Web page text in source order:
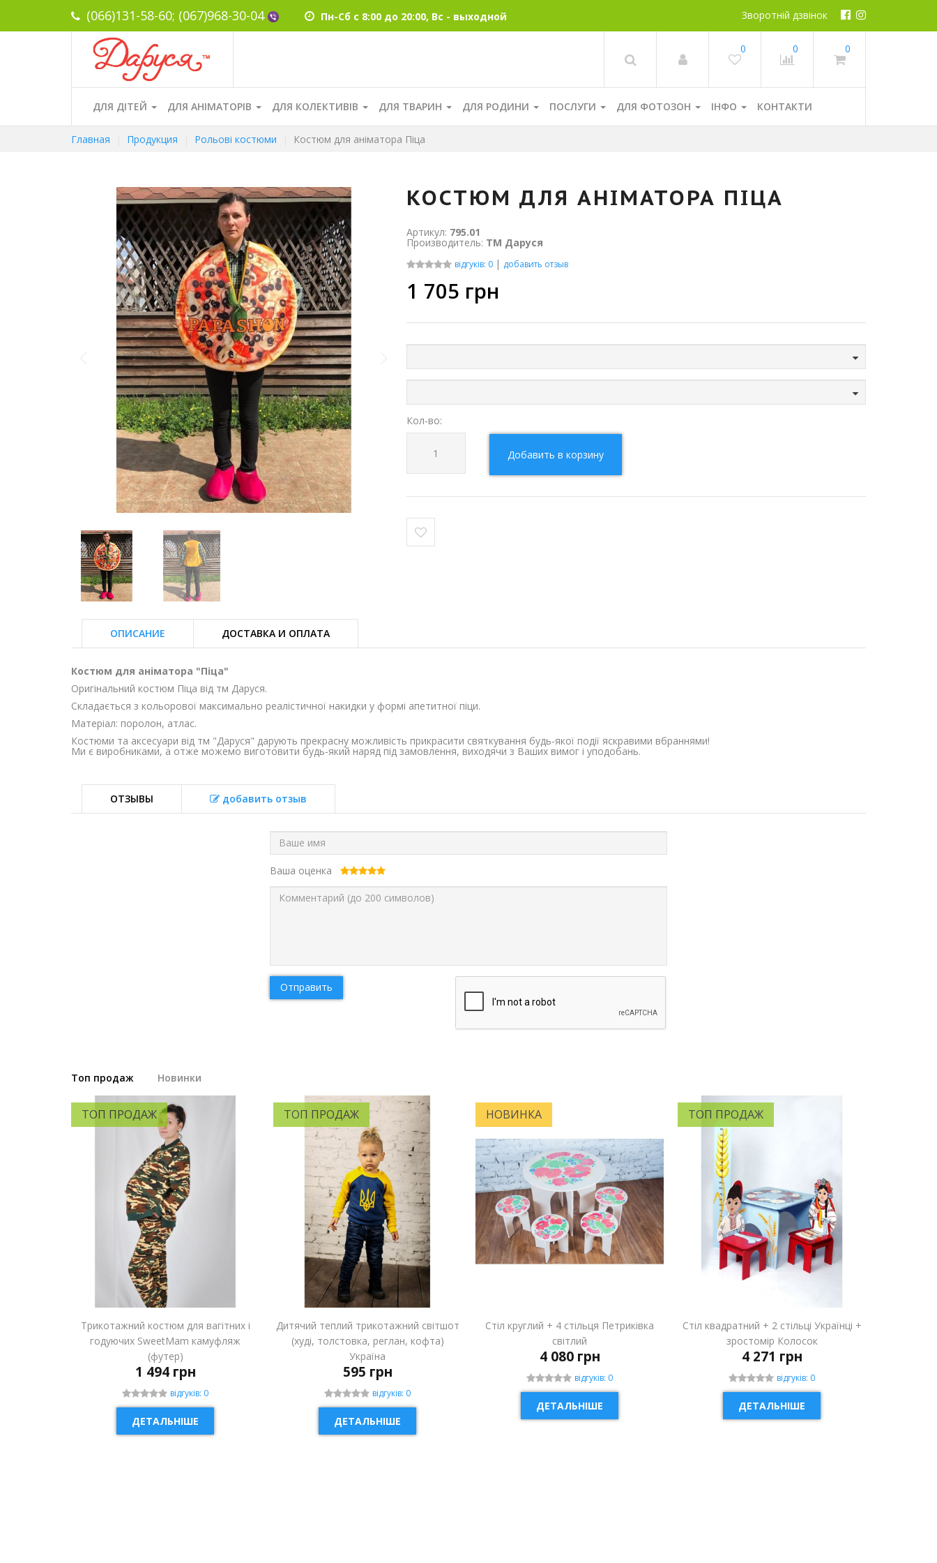
(066)131-58-60; (067)968-30-04 Пн-Сб с 8:00 до 20:00, Вс - выходной Зворотній дзвінок
0
0
0
ДЛЯ ДІТЕЙ ДЛЯ АНІМАТОРІВ ДЛЯ КОЛЕКТИВІВ ДЛЯ ТВАРИН ДЛЯ РОДИНИ ПОСЛУГИ ДЛЯ ФОТОЗОН ІНФО КОНТАКТИ
Главная Продукция Рольові костюми Костюм для аніматора Піца
КОСТЮМ ДЛЯ АНІМАТОРА ПІЦА
Артикул: 795.01
Производитель: ТМ Даруся
відгуків: 0 | добавить отзыв
1 705 грн
Кол-во:
Добавить в корзину
ОПИСАНИЕ ДОСТАВКА И ОПЛАТА
Костюм для аніматора "Піца"
Оригінальний костюм Піца від тм Даруся.
Складається з кольорової максимально реалістичної накидки у формі апетитної піци.
Матеріал: поролон, атлас.
Костюми та аксесуари від тм "Даруся" дарують прекрасну можливість прикрасити святкування будь-якої події яскравими вбраннями!
Ми є виробниками, а отже можемо виготовити будь-який наряд під замовлення, виходячи з Ваших вимог і уподобань.
ОТЗЫВЫ добавить отзыв
Ваша оценка
Отправить
Топ продаж Новинки
ТОП ПРОДАЖ
Трикотажний костюм для вагітних і
годуючих SweetMam камуфляж
(футер)
1 494 грн
відгуків: 0
ДЕТАЛЬНІШЕ
ТОП ПРОДАЖ
Дитячий теплий трикотажний світшот
(худі, толстовка, реглан, кофта)
Україна
595 грн
відгуків: 0
ДЕТАЛЬНІШЕ
НОВИНКА
Стіл круглий + 4 стільця Петриківка
світлий
4 080 грн
відгуків: 0
ДЕТАЛЬНІШЕ
ТОП ПРОДАЖ
Стіл квадратний + 2 стільці Українці +
зростомір Колосок
4 271 грн
відгуків: 0
ДЕТАЛЬНІШЕ